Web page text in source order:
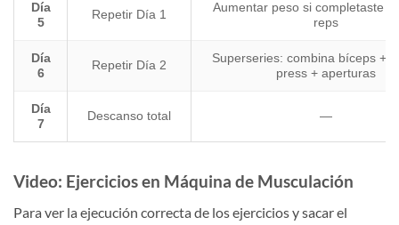
Día
5
Repetir Día 1
Aumentar peso si completaste
reps
Día
6
Repetir Día 2
Superseries: combina bíceps +
press + aperturas
Día
7
Descanso total —
Video: Ejercicios en Máquina de Musculación
Para ver la ejecución correcta de los ejercicios y sacar el